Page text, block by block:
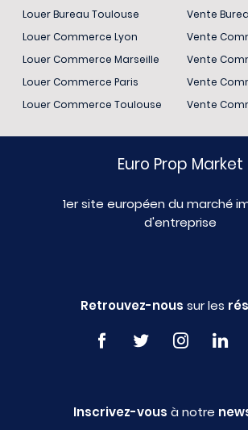
Louer Bureau Toulouse
Louer Commerce Lyon
Louer Commerce Marseille
Louer Commerce Paris
Louer Commerce Toulouse
Vente
Vente
Vente
Vente
Vente
Euro Prop Market
1er site européen du marché
d'entreprise
Retrouvez-nous sur les
Inscrivez-vous à notre